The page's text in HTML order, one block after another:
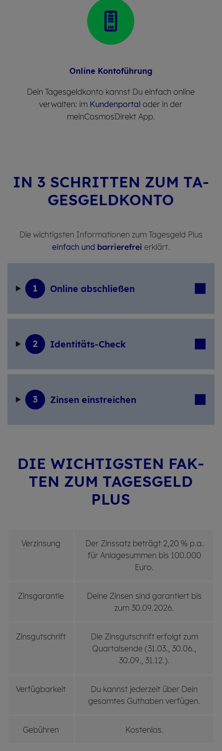
On­line Kon­to­füh­rung
Dein Tagesgeldkonto kannst Du einfach online
verwalten: im Kundenportal oder in der
meinCosmosDirekt App.
IN 3 SCHRIT­TEN ZUM TA­
GES­GELD­KON­TO
Die wichtigsten Informationen zum Tagesgeld Plus
einfach und barrierefrei erklärt.
1 On­line ab­schlie­ßen
2 Iden­ti­täts-Check
3 Zin­sen ein­strei­chen
DIE WICH­TIGS­TEN FAK­
TEN ZUM TA­GES­GELD
PLUS
Verzinsung
Der Zinssatz beträgt 2,20 % p.a.
für Anlagesummen bis 100.000
Euro.
Zinsgarantie
Deine Zinsen sind garantiert bis
zum 30.09.2026.
Zinsgutschrift
Die Zinsgutschrift erfolgt zum
Quartalsende (31.03., 30.06.,
30.09., 31.12.).
Verfügbarkeit
Du kannst jederzeit über Dein
gesamtes Guthaben verfügen.
Gebühren Kostenlos.